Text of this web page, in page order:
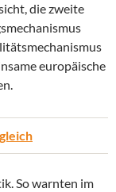
die zweite
europäische
So warnten im